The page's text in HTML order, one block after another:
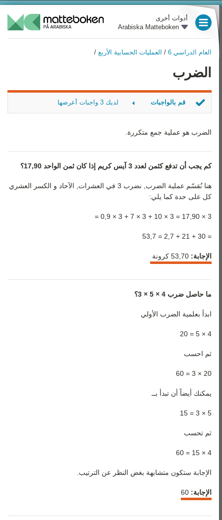
أدوات أخرى
Arabiska Matteboken
العام الدراسي 6 / العمليات الحسابية الأربع /
الضرب
قم بالواجبات لديك 3 واجبات أعرضها
‏تَمَرّن علي الضرب
الضرب هو عملية جمع متكررة.
كم يجب أن تدفع كثمن لعدد 3 آيس كريم إذا كان ثمن الواحد 17,90؟
هنا نُقسّم عملية الضرب, نضرب 3 في العشرات, الآحاد و الكسر العشري
كل على حدة كما يلي:
3 × 17,90 = 3 × 10 + 3 × 7 + 3 × 0,9 =
= 30 + 21 + 2,7 = 53,7
الإجابة: 53,70 كرونة
ما حاصل ضرب 4 × 5 × 3؟
ابدأ بعلمية الضرب الأولي
4 × 5 = 20
ثم احسب
20 × 3 = 60
يمكنك أيضاً أن تبدأ بــ
5 × 3 = 15
ثم تحسب
4 × 15 = 60
الإجابة ستكون متشابهة بغض النظر عن الترتيب.
الإجابة: 60
العام الدراسي 4
العام الدراسي 5
العام الدراسي 6
العام الدراسي 6
نظرة عامة
الأعداد
العمليات الحسابية الأربع
الوحدات
الأدوات المساعدة
الإحصاء
العام الدراسي 8
العام الدراسي 9
رياضيات 1
رياضيات 2
رياضيات 3
رياضيات 5